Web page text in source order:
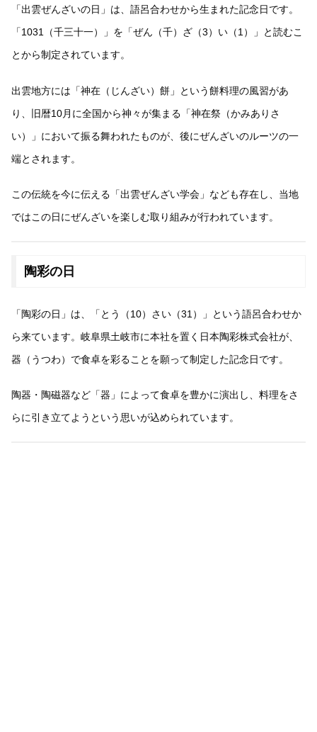
「出雲ぜんざいの日」は、語呂合わせから生まれた記念日です。
「1031（千三十一）」を「ぜん（千）ざ（3）い（1）」と読むこ
とから制定されています。
出雲地方には「神在（じんざい）餅」という餅料理の風習があ
り、旧暦10月に全国から神々が集まる「神在祭（かみありさ
い）」において振る舞われたものが、後にぜんざいのルーツの一
端とされます。
この伝統を今に伝える「出雲ぜんざい学会」なども存在し、当地
ではこの日にぜんざいを楽しむ取り組みが行われています。
陶彩の日
「陶彩の日」は、「とう（10）さい（31）」という語呂合わせか
ら来ています。岐阜県土岐市に本社を置く日本陶彩株式会社が、
器（うつわ）で食卓を彩ることを願って制定した記念日です。
陶器・陶磁器など「器」によって食卓を豊かに演出し、料理をさ
らに引き立てようという思いが込められています。